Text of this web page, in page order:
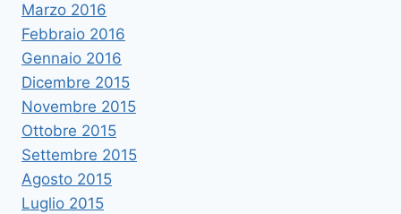
Marzo 2016
Febbraio 2016
Gennaio 2016
Dicembre 2015
Novembre 2015
Ottobre 2015
Settembre 2015
Agosto 2015
Luglio 2015